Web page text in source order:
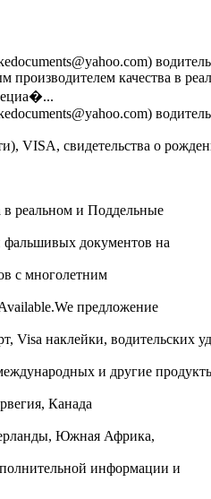
качества в
VISA, свидетельства о
в реальном и Поддельные
фальшивых документов на
с многолетним
предложение
Visa наклейки, водительских
и другие
Канада
Южная Африка,
информации и